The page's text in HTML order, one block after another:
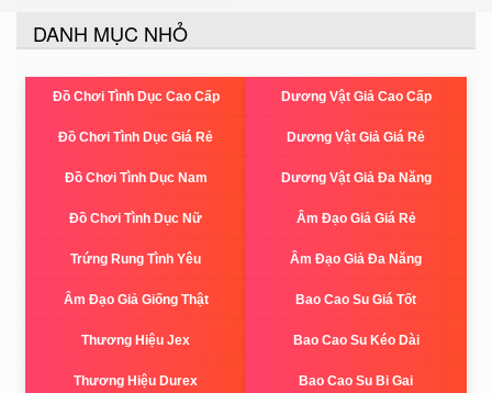
DANH MỤC NHỎ
Đồ Chơi Tình Dục Cao Cấp Dương Vật Giả Cao Cấp
Đồ Chơi Tình Dục Giá Rẻ Dương Vật Giả Giá Rẻ
Đồ Chơi Tình Dục Nam Dương Vật Giả Đa Năng
Đồ Chơi Tình Dục Nữ Âm Đạo Giả Giá Rẻ
Trứng Rung Tình Yêu Âm Đạo Giả Đa Năng
Âm Đạo Giả Giống Thật Bao Cao Su Giá Tốt
Thương Hiệu Jex Bao Cao Su Kéo Dài
Thương Hiệu Durex Bao Cao Su Bi Gai